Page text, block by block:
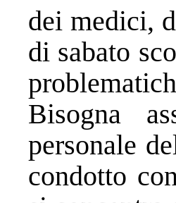
dei medici,
di sabato
Bisogna
personale
condotto